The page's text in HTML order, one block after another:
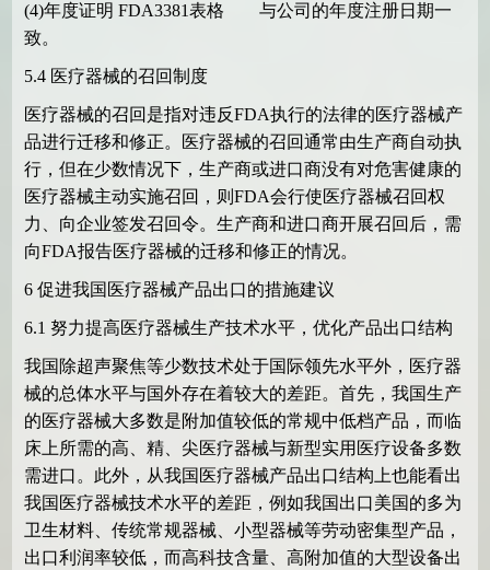
(4)年度证明 FDA3381表格 与公司的年度注册日期一
致。
5.4 医疗器械的召回制度
医疗器械的召回是指对违反FDA执行的法律的医疗器械产
品进行迁移和修正。医疗器械的召回通常由生产商自动执
行，但在少数情况下，生产商或进口商没有对危害健康的
医疗器械主动实施召回，则 FDA会行使医疗器械召回权
力、向企业签发召回令。生产商和进口商开展召回后，需
向FDA报告医疗器械的迁移和修正的情况。
6 促进我国医疗器械产品出口的措施建议
6.1 努力提高医疗器械生产技术水平，优化产品出口结构
我国除超声聚焦等少数技术处于国际领先水平外，医疗器
械的总体水平与国外存在着较大的差距。首先，我国生产
的医疗器械大多数是附加值较低的常规中低档产品，而临
床上所需的高、精、尖医疗器械与新型实用医疗设备多数
需进口。此外，从我国医疗器械产品出口结构上也能看出
我国医疗器械技术水平的差距，例如我国出口美国的多为
卫生材料、传统常规器械、小型器械等劳动密集型产品，
出口利润率较低，而高科技含量、高附加值的大型设备出